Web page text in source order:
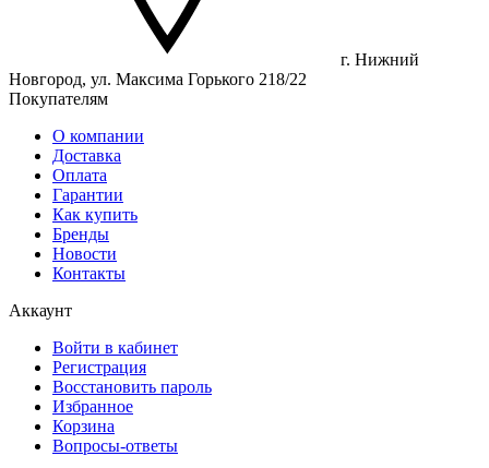
г. Нижний
Новгород, ул. Максима Горького 218/22
Покупателям
О компании
Доставка
Оплата
Гарантии
Как купить
Бренды
Новости
Контакты
Аккаунт
Войти в кабинет
Регистрация
Восстановить пароль
Избранное
Корзина
Вопросы-ответы